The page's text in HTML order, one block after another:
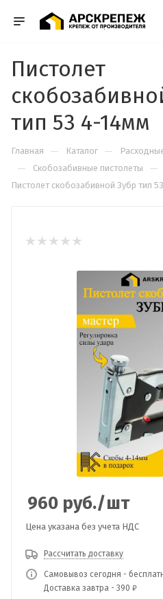
Пистолет
тип 53 4-14мм
Главная — Каталог —
— Скобозабивные пистолеты —
Пистолет скобозабивной Зубр тип
960 руб./шт
Цена указана без учета НДС
Рассчитать доставку
Самовывоз сегодня -
Доставка завтра - 390 ₽